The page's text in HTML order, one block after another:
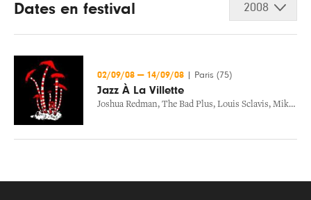
Dates en festival 2008
02/09/08 — 14/09/08 Paris (75)
Jazz À La Villette
Joshua Redman, The Bad Plus, Louis Sclavis, Mike Ladd